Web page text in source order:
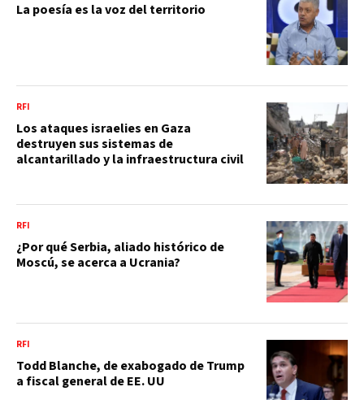
La poesía es la voz del territorio
RFI
Los ataques israelies en Gaza
destruyen sus sistemas de
alcantarillado y la infraestructura civil
RFI
¿Por qué Serbia, aliado histórico de
Moscú, se acerca a Ucrania?
RFI
Todd Blanche, de exabogado de Trump
a fiscal general de EE. UU